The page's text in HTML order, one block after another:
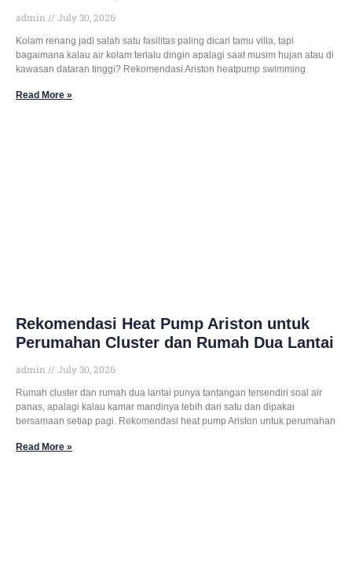
admin July 30, 2026
Kolam renang jadi salah satu fasilitas paling dicari tamu villa, tapi
bagaimana kalau air kolam terlalu dingin apalagi saat musim hujan atau di
kawasan dataran tinggi? Rekomendasi Ariston heatpump swimming
Read More »
Rekomendasi Heat Pump Ariston untuk
Perumahan Cluster dan Rumah Dua Lantai
admin July 30, 2026
Rumah cluster dan rumah dua lantai punya tantangan tersendiri soal air
panas, apalagi kalau kamar mandinya lebih dari satu dan dipakai
bersamaan setiap pagi. Rekomendasi heat pump Ariston untuk perumahan
Read More »